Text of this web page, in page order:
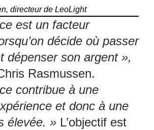
directeurde LeoLight
est un facteur
décide où passer
dépenser son argent »,
Rasmussen.
contribue à une
et donc à une
élevée. » L’objectif est